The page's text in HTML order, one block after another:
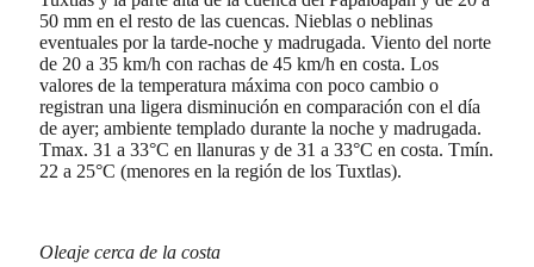
50 mm en el resto de las cuencas. Nieblas o neblinas
eventuales por la tarde-noche y madrugada. Viento del norte
de 20 a 35 km/h con rachas de 45 km/h en costa. Los
valores de la temperatura máxima con poco cambio o
registran una ligera disminución en comparación con el día
de ayer; ambiente templado durante la noche y madrugada.
Tmax. 31 a 33°C en llanuras y de 31 a 33°C en costa. Tmín.
22 a 25°C (menores en la región de los Tuxtlas).
Oleaje cerca de la costa